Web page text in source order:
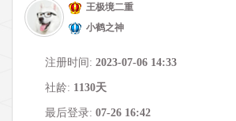
王极境二重
小鹤之神
注册时间: 2023-07-06 14:33
社龄: 1130天
最后登录: 07-26 16:42